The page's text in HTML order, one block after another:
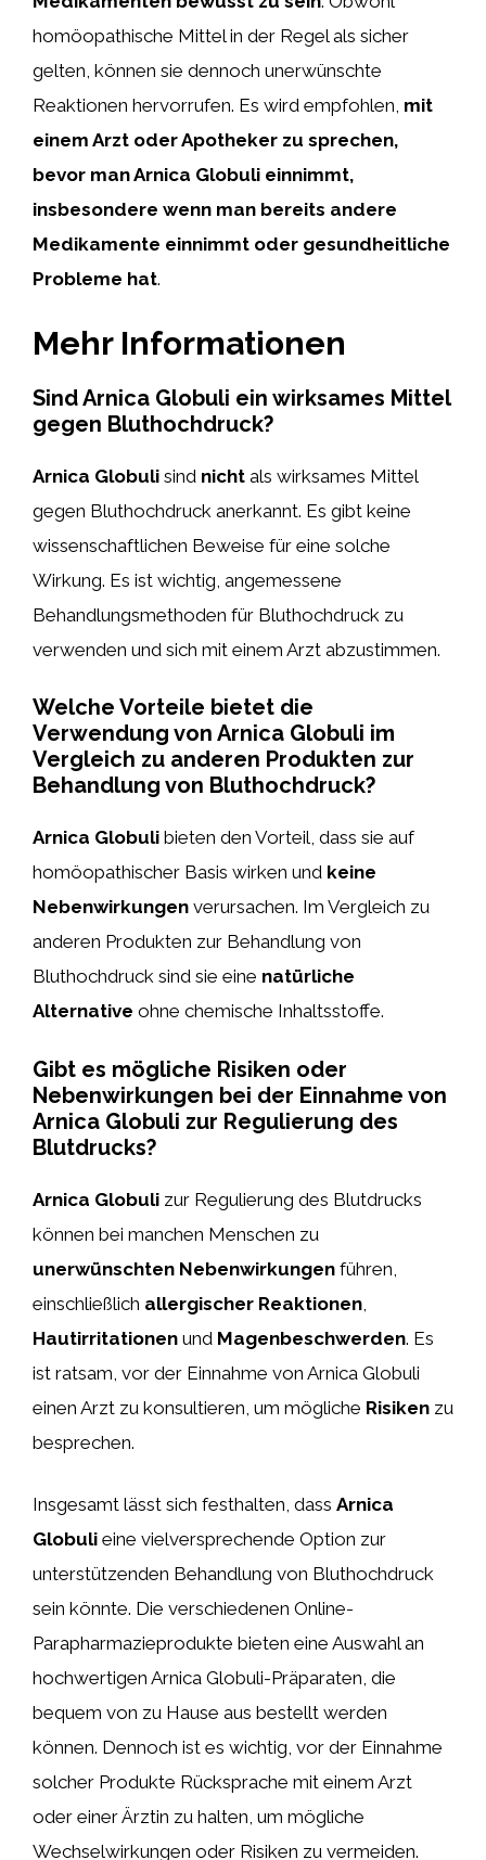
homöopathische Mittel in der Regel als sicher
gelten, können sie dennoch unerwünschte
Reaktionen hervorrufen. Es wird empfohlen, mit
einem Arzt oder Apotheker zu sprechen,
bevor man Arnica Globuli einnimmt,
insbesondere wenn man bereits andere
Medikamente einnimmt oder gesundheitliche
Probleme hat.
Mehr Informationen
Sind Arnica Globuli ein wirksames Mittel
gegen Bluthochdruck?
Arnica Globuli sind nicht als wirksames Mittel
gegen Bluthochdruck anerkannt. Es gibt keine
wissenschaftlichen Beweise für eine solche
Wirkung. Es ist wichtig, angemessene
Behandlungsmethoden für Bluthochdruck zu
verwenden und sich mit einem Arzt abzustimmen.
Welche Vorteile bietet die
Verwendung von Arnica Globuli im
Vergleich zu anderen Produkten zur
Behandlung von Bluthochdruck?
Arnica Globuli bieten den Vorteil, dass sie auf
homöopathischer Basis wirken und keine
Nebenwirkungen verursachen. Im Vergleich zu
anderen Produkten zur Behandlung von
Bluthochdruck sind sie eine natürliche
Alternative ohne chemische Inhaltsstoffe.
Gibt es mögliche Risiken oder
Nebenwirkungen bei der Einnahme von
Arnica Globuli zur Regulierung des
Blutdrucks?
Arnica Globuli zur Regulierung des Blutdrucks
können bei manchen Menschen zu
unerwünschten Nebenwirkungen führen,
einschließlich allergischer Reaktionen
Hautirritationen und Magenbeschwerden. Es
ist ratsam, vor der Einnahme von Arnica Globuli
einen Arzt zu konsultieren, um mögliche Risiken zu
besprechen.
Insgesamt lässt sich festhalten, dass Arnica
Globuli eine vielversprechende Option zur
unterstützenden Behandlung von Bluthochdruck
sein könnte. Die verschiedenen Online-
Parapharmazieprodukte bieten eine Auswahl an
hochwertigen Arnica Globuli-Präparaten, die
bequem von zu Hause aus bestellt werden
können. Dennoch ist es wichtig, vor der Einnahme
solcher Produkte Rücksprache mit einem Arzt
oder einer Ärztin zu halten, um mögliche
Wechselwirkungen oder Risiken zu vermeiden.